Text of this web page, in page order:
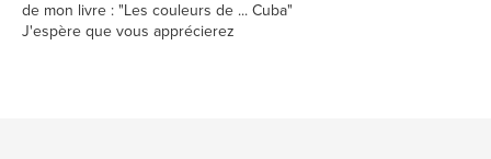
de mon livre : "Les couleurs de ... Cuba"
J'espère que vous apprécierez